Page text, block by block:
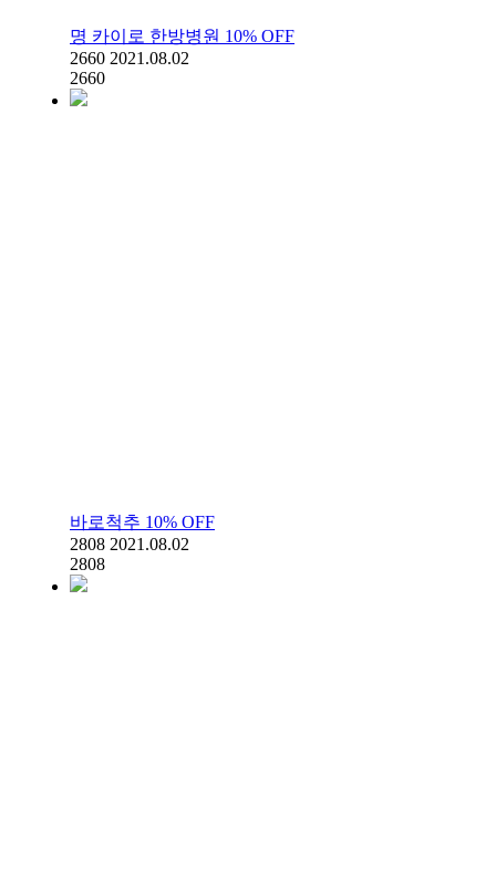
명 카이로 한방병원 10% OFF
2660 2021.08.02
2660
바로척추 10% OFF
2808 2021.08.02
2808